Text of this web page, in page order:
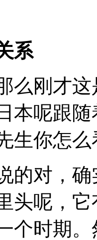
系
么刚才
本呢跟
生你怎么
的对，
头呢，
个时期